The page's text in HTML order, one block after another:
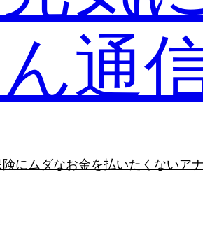
通
険にムダなお金を払いたくないア